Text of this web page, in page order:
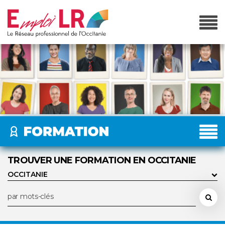
TROUVER UNE FORMATION EN OCCITANIE